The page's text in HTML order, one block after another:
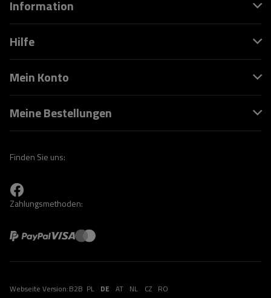
Information
Hilfe
Mein Konto
Meine Bestellungen
Finden Sie uns:
Zahlungsmethoden:
Webseite Version:B2B PL DE AT NL CZ RO